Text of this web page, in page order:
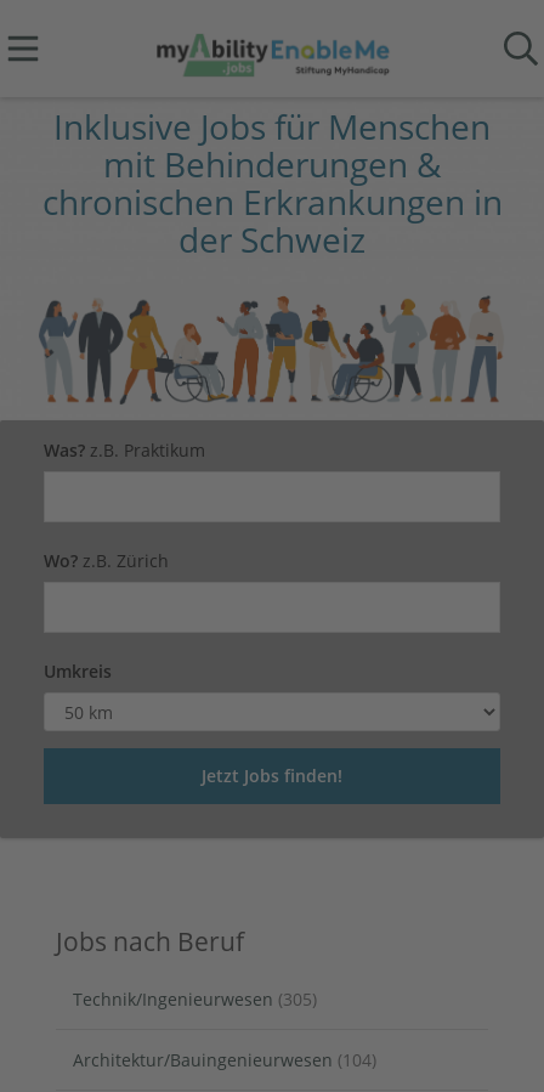
Inklusive Jobs für Menschen
mit Behinderungen &
chronischen Erkrankungen in
der Schweiz
Was? z.B. Praktikum
Wo? z.B. Zürich
Umkreis
Jobs nach Beruf
Technik/Ingenieurwesen (305)
Architektur/Bauingenieurwesen (104)